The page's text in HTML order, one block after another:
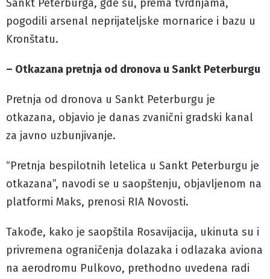
Sankt Peterburga, gde su, prema tvrdnjama,
pogodili arsenal neprijateljske mornarice i bazu u
Kronštatu.
– Otkazana pretnja od dronova u Sankt Peterburgu
Pretnja od dronova u Sankt Peterburgu je
otkazana, objavio je danas zvanični gradski kanal
za javno uzbunjivanje.
“Pretnja bespilotnih letelica u Sankt Peterburgu je
otkazana”, navodi se u saopštenju, objavljenom na
platformi Maks, prenosi RIA Novosti.
Takođe, kako je saopštila Rosavijacija, ukinuta su i
privremena ograničenja dolazaka i odlazaka aviona
na aerodromu Pulkovo, prethodno uvedena radi